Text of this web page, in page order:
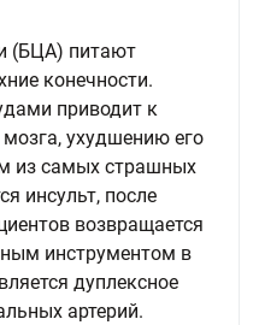
(БЦА) питают
конечности.
приводит к
ухудшению его
из самых страшных
инсульт, после
возвращается
инструментом в
дуплексное
артерий.